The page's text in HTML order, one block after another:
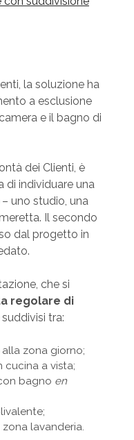
la soluzione ha
a esclusione
e il bagno di
dei Clienti, è
di individuare una
uno studio, una
Il secondo
dal progetto in
che si
regolare di
tra:
zona giorno;
cucina a vista;
bagno en
lavanderia.